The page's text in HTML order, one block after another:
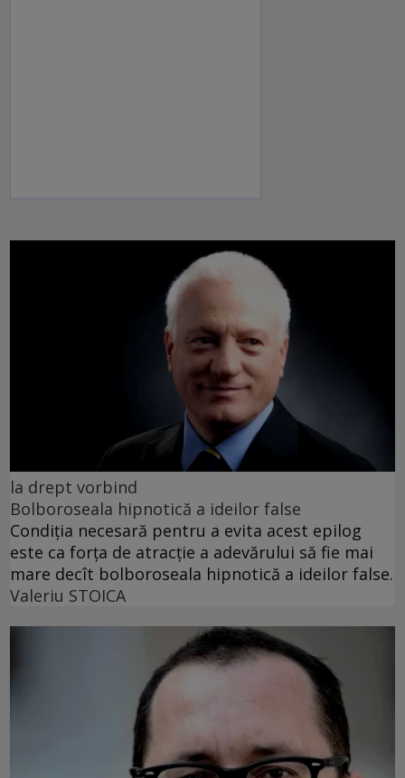
la drept vorbind
Bolboroseala hipnotică a ideilor false
Condiția necesară pentru a evita acest epilog
este ca forța de atracție a adevărului să fie mai
mare decît bolboroseala hipnotică a ideilor false.
Valeriu STOICA